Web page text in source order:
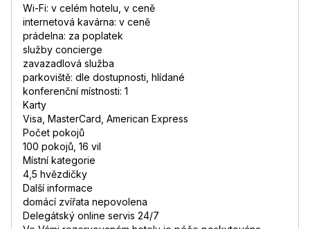
Wi-Fi: v celém hotelu, v ceně
internetová kavárna: v ceně
prádelna: za poplatek
služby concierge
zavazadlová služba
parkoviště: dle dostupnosti, hlídané
konferenční místnosti: 1
Karty
Visa, MasterCard, American Express
Počet pokojů
100 pokojů, 16 vil
Místní kategorie
4,5 hvězdičky
Další informace
domácí zvířata nepovolena
Delegátský online servis 24/7